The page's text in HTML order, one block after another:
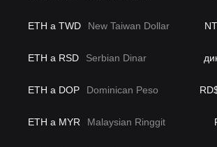
ETH a TWD New Taiwan Dollar
ETH a RSD Serbian Dinar
ETH a DOP Dominican Peso
ETH a MYR Malaysian Ringgit